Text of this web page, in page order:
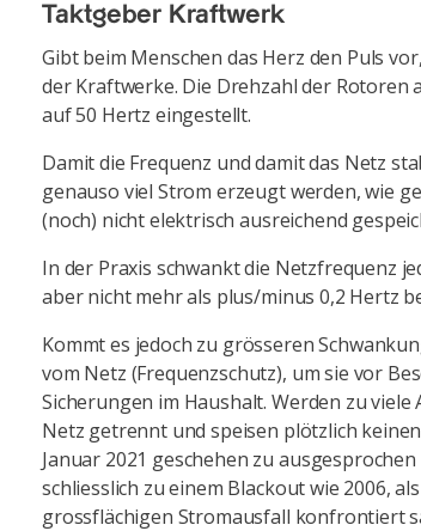
Taktgeber Kraftwerk
Gibt beim Menschen das Herz den Puls
der Kraftwerke. Die Drehzahl der Rotoren
auf 50 Hertz eingestellt.
Damit die Frequenz und damit das Netz
genauso viel Strom erzeugt werden, wie
(noch) nicht elektrisch ausreichend
In der Praxis schwankt die Netzfrequenz
aber nicht mehr als plus/minus 0,2 Hertz
Kommt es jedoch zu grösseren
vom Netz (Frequenzschutz), um sie vor
Sicherungen im Haushalt. Werden zu
Netz getrennt und speisen plötzlich
Januar 2021 geschehen zu
schliesslich zu einem Blackout wie 2006,
grossflächigen Stromausfall konfrontiert